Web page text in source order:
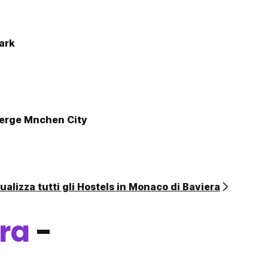
Mnchen City
tutti gli Hostels in Monaco di Baviera
-